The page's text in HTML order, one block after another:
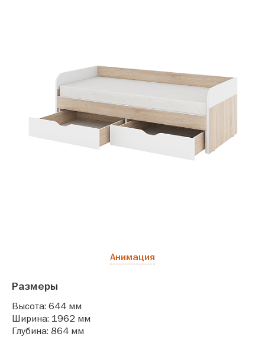
Анимация
Размеры
Высота: 644 мм
Ширина: 1962 мм
Глубина: 864 мм